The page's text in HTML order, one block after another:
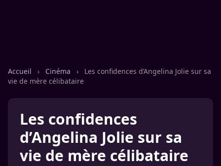
Accueil › Cinéma ›
Les confidences d’Angelina Jolie sur sa
vie de mère célibataire
Les confidences
d’Angelina Jolie sur sa
vie de mère célibataire